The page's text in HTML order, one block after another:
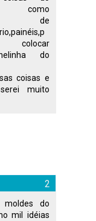
como
de
do
coisas e
muito
moldes do
mil idéias